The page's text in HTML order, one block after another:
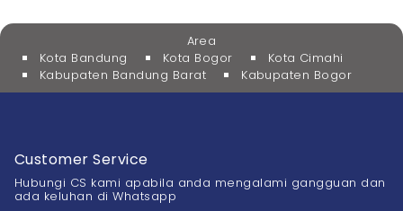
Area
Kota Bandung
Kota Bogor
Kota Cimahi
Kabupaten Bandung Barat
Kabupaten Bogor
Customer Service
Hubungi CS kami apabila anda mengalami gangguan dan
ada keluhan di Whatsapp